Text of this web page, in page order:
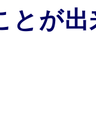
とが